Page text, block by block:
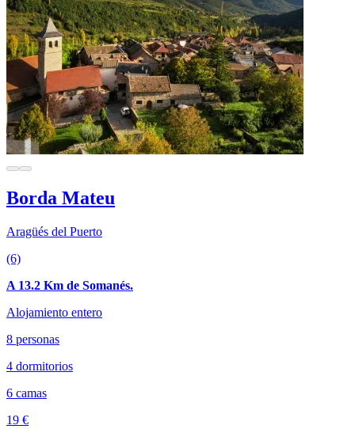
Borda Mateu
Aragüés del Puerto
(6)
A 13.2 Km de Somanés.
Alojamiento entero
8 personas
4 dormitorios
6 camas
19 €